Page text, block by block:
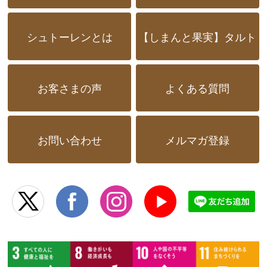
シュトーレンとは 【しまんと果実】タルト
お客さまの声 よくある質問
お問い合わせ メルマガ登録